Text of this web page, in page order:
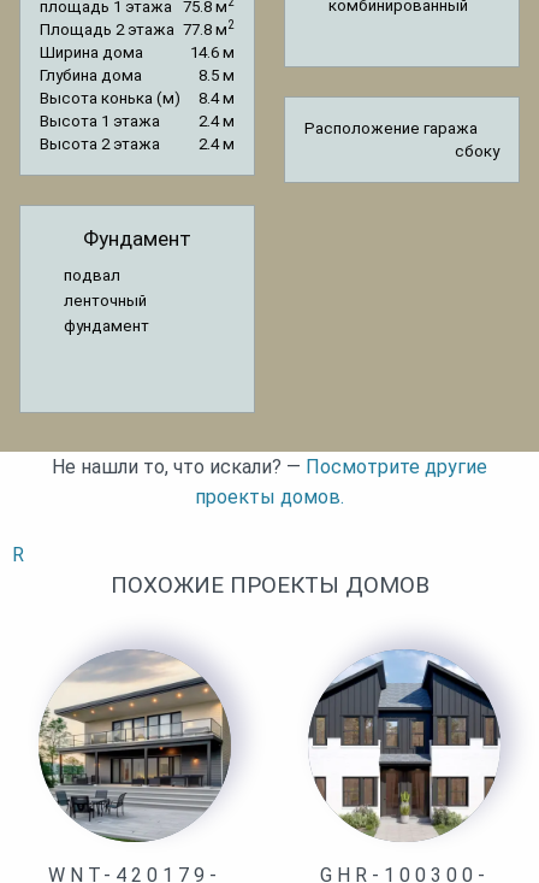
площадь 1 этажа 75.8 м
Площадь 2 этажа 77.8 м2
Ширина дома
14.6 м
Глубина дома
8.5 м
Высота конька (м)
8.4 м
Высота 1 этажа
2.4 м
Высота 2 этажа
2.4 м
Фундамент
подвал
ленточный
фундамент
комбинированный
Расположение гаража
сбоку
Не нашли то, что искали? — Посмотрите другие
проекты домов.
R
ПОХОЖИЕ ПРОЕКТЫ ДОМОВ
WNT-420179-
GHR-100300-